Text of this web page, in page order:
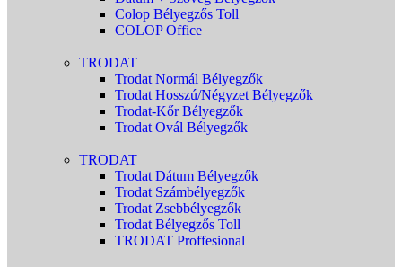
Colop Bélyegzős Toll
COLOP Office
TRODAT
Trodat Normál Bélyegzők
Trodat Hosszú/Négyzet Bélyegzők
Trodat-Kőr Bélyegzők
Trodat Ovál Bélyegzők
TRODAT
Trodat Dátum Bélyegzők
Trodat Számbélyegzők
Trodat Zsebbélyegzők
Trodat Bélyegzős Toll
TRODAT Proffesional